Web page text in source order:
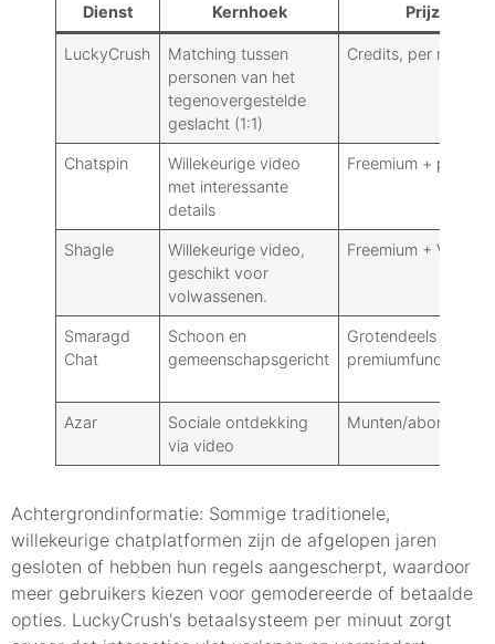
Dienst Kernhoek Prijzen
LuckyCrush
Matching tussen
personen van het
tegenovergestelde
geslacht (1:1)
Credits, per minuut
Chatspin
Willekeurige video
met interessante
details
Freemium +
Shagle
Willekeurige video,
geschikt voor
volwassenen.
Freemium + VIP
Smaragd
Chat
Schoon en
gemeenschapsgericht
Grotendeels gratis
premiumfuncties
Azar
Sociale ontdekking
via video
Munten/
Achtergrondinformatie: Sommige traditionele,
willekeurige chatplatformen zijn de afgelopen jaren
gesloten of hebben hun regels aangescherpt, waardoor
meer gebruikers kiezen voor gemodereerde of betaalde
opties. LuckyCrush's betaalsysteem per minuut zorgt